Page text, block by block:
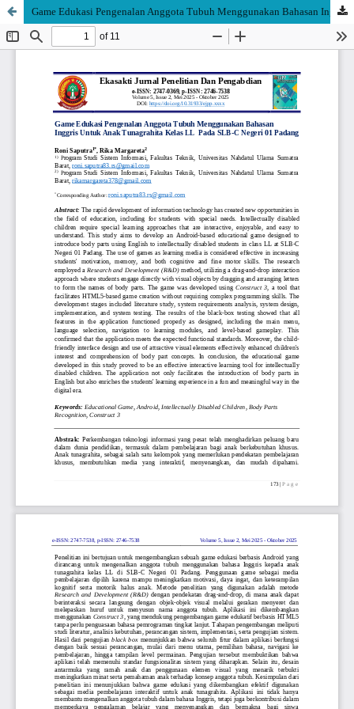
Game Edukasi Pengenalan Anggota Tubuh Menggunakan Bahasan Inggris Untuk Anak Tunagrahita Kelas LL Pada SLB-C Negeri 01 Padang